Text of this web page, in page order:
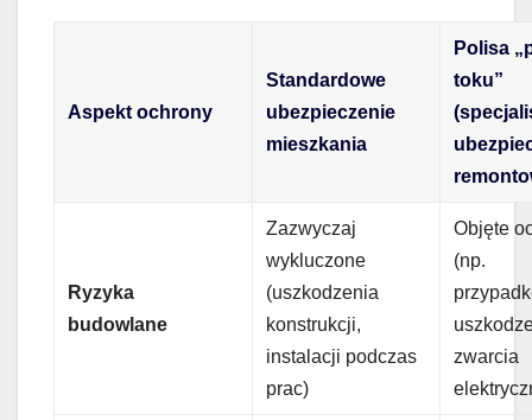
Aspekt ochrony
Standardowe
ubezpieczenie
mieszkania
Polisa
toku”
Ryzyka
budowlane
Zazwyczaj
wykluczone
(uszkodzenia
konstrukcji,
instalacji podczas
prac)
Objęte
(np.
zwarcia